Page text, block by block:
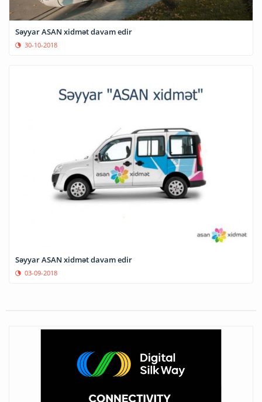
Səyyar ASAN xidmət davam edir
30-10-2018
Səyyar ASAN xidmət davam edir
03-09-2018